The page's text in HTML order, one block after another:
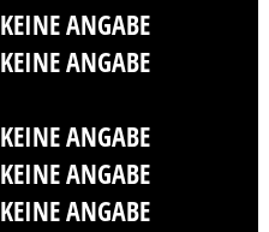
KEINE ANGABE
KEINE ANGABE
KEINE ANGABE
KEINE ANGABE
KEINE ANGABE